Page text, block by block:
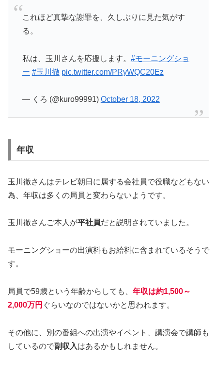
これほど真摯な謝罪を、久しぶりに見た気がす
る。
私は、玉川さんを応援します。 #モーニングショ
ー #玉川徹 pic.twitter.com/PRyWQC20Ez
— くろ (@kuro99991) October 18, 2022
年収
玉川徹さんはテレビ朝日に属する会社員で役職などもない
為、年収は多くの局員と変わらないようです。
玉川徹さんご本人が平社員だと説明されていました。
モーニングショーの出演料もお給料に含まれているそうで
す。
局員で59歳という年齢からしても、 年収は約1,500～
2,000万円 ぐらいなのではないかと思われます。
その他に、別の番組への出演やイベント、講演会で講師も
しているので副収入はあるかもしれません。